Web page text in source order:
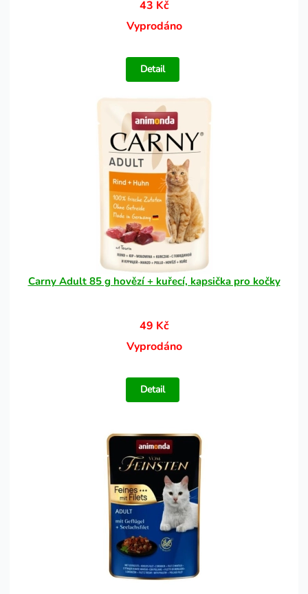
43 Kč
Vyprodáno
Detail
Carny Adult 85 g hovězí + kuřecí, kapsička pro kočky
49 Kč
Vyprodáno
Detail